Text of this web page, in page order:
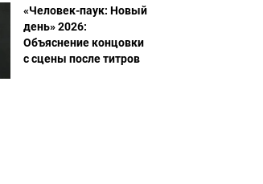
«Человек-паук: Новый
день» 2026:
Объяснение концовки
с сцены после титров